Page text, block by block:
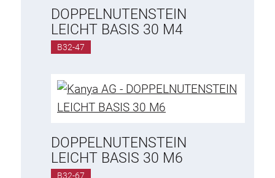
Standardverbinder
Kombinationsverbinder
Verlängerungsverbinder
Spezialverbinder
Gewindeverbinder
Zubehörsortiment
Kunststoffprofile
DOPPELNUTENSTEIN
LEICHT BASIS 30 M4
B32-47
DOPPELNUTENSTEIN
LEICHT BASIS 30 M6
B32-67